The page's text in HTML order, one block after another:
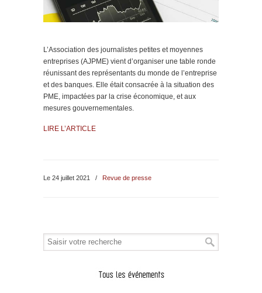
L’Association des journalistes petites et moyennes
entreprises (AJPME) vient d’organiser une table ronde
réunissant des représentants du monde de l’entreprise
et des banques. Elle était consacrée à la situation des
PME, impactées par la crise économique, et aux
mesures gouvernementales.
LIRE L’ARTICLE
Le 24 juillet 2021 / Revue de presse